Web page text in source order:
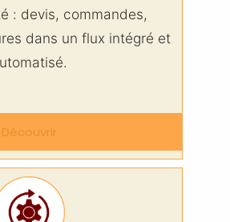
: devis, commandes,
dans un flux intégré et
Découvrir